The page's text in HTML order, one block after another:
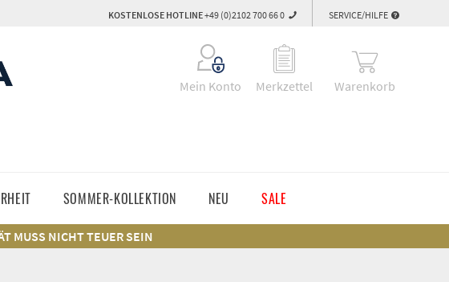
SERVICE/HILFE
KOSTENLOSE HOTLINE+49 (0)2102 700 66 0
Mein Konto Merkzettel Warenkorb
SOMMER-KOLLEKTION NEU SALE
MUSS NICHT TEUER SEIN